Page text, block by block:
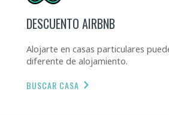
DESCUENTO AIRBNB
Alojarte en casas particulares
diferente de alojamiento.
BUSCAR CASA